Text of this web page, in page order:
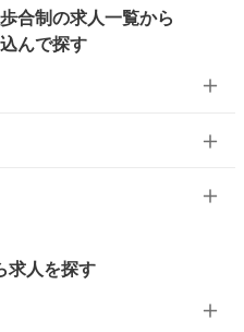
合制の求人一覧から
んで探す
求人を探す